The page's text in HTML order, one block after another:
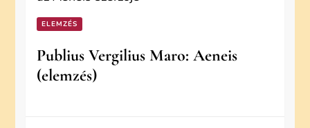
ELEMZÉS
Publius Vergilius Maro: Aeneis
(elemzés)